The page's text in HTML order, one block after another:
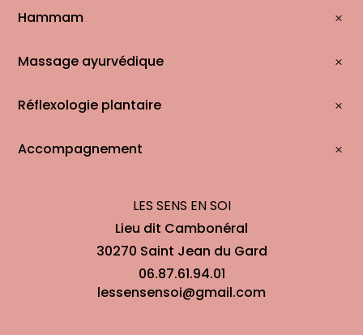
Hammam
Massage ayurvédique
Réflexologie plantaire
Accompagnement
LES SENS EN SOI
Lieu dit Cambonéral
30270 Saint Jean du Gard
06.87.61.94.01
lessensensoi@gmail.com